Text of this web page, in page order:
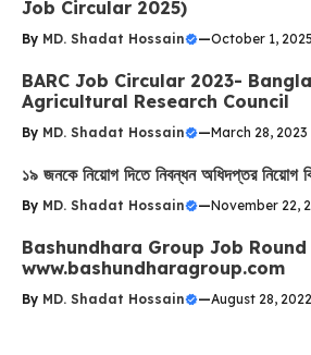
Job Circular 2025)
By MD. Shadat Hossain —October 1, 2025
BARC Job Circular 2023-
Agricultural Research Council
By MD. Shadat Hossain —March 28, 2023
১৯ জনকে নিয়োগ দিতে নিবন্ধন অধিদপ্তর নিয়োগ
By MD. Shadat Hossain —November 22,
Bashundhara Group Job Round
www.bashundharagroup.com
By MD. Shadat Hossain —August 28, 2022